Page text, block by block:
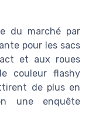
du marché par
pour les sacs
et aux roues
couleur flashy
de plus en
une enquête